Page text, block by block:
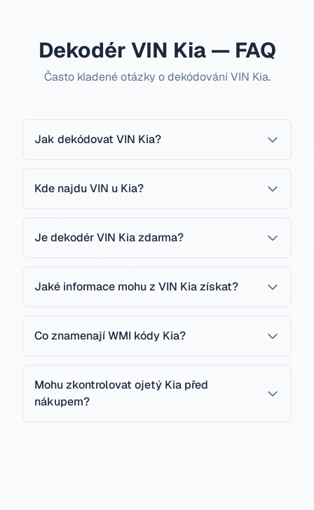
Dekodér VIN Kia — FAQ
Často kladené otázky o dekódování VIN Kia.
Jak dekódovat VIN Kia?
Kde najdu VIN u Kia?
Je dekodér VIN Kia zdarma?
Jaké informace mohu z VIN Kia získat?
Co znamenají WMI kódy Kia?
Mohu zkontrolovat ojetý Kia před
nákupem?